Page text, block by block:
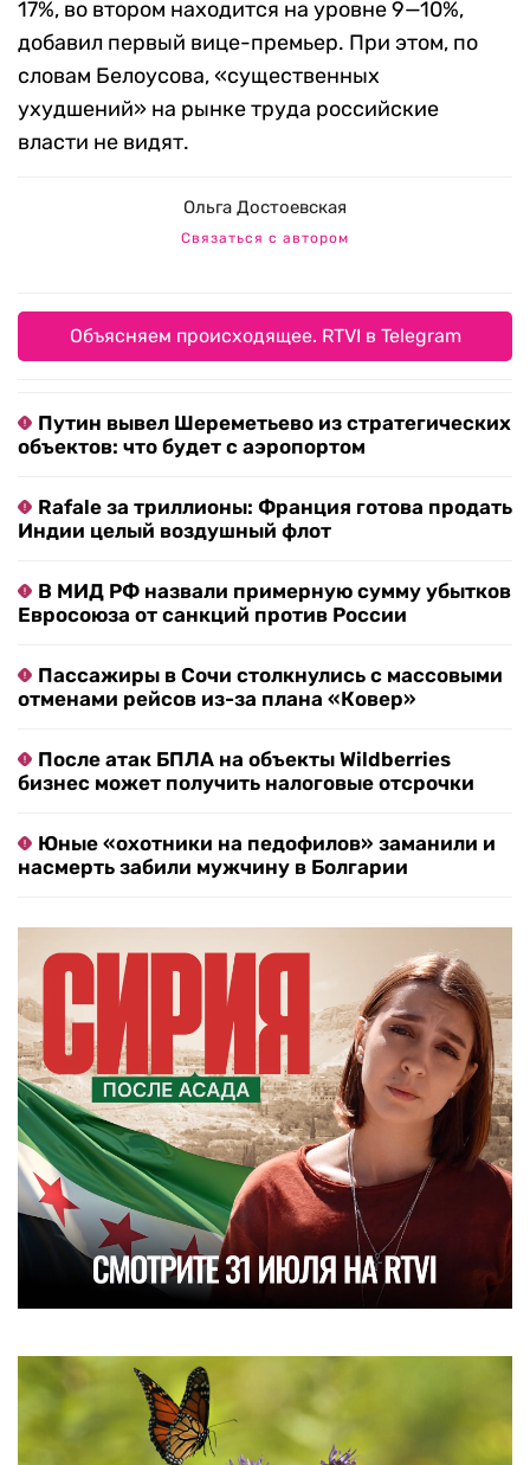
17%, во втором находится на уровне 9—10%,
добавил первый вице-премьер. При этом, по
словам Белоусова, «существенных
ухудшений» на рынке труда российские
власти не видят.
Ольга Достоевская
Связаться с автором
Объясняем происходящее. RTVI в Telegram
Путин вывел Шереметьево из стратегических
объектов: что будет с аэропортом
Rafale за триллионы: Франция готова продать
Индии целый воздушный флот
В МИД РФ назвали примерную сумму убытков
Евросоюза от санкций против России
Пассажиры в Сочи столкнулись с массовыми
отменами рейсов из-за плана «Ковер»
После атак БПЛА на объекты Wildberries
бизнес может получить налоговые отсрочки
Юные «охотники на педофилов» заманили и
насмерть забили мужчину в Болгарии